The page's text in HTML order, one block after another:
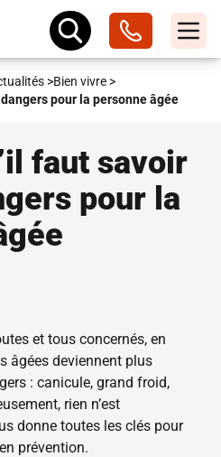
>Bien vivre >
pour la personne âgée
faut savoir
pour la
et tous concernés, en
âgées deviennent plus
: canicule, grand froid,
rien n’est
donne toutes les clés pour
prévention.